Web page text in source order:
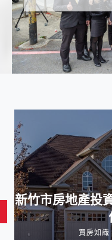
新竹市房地產投
買房知識